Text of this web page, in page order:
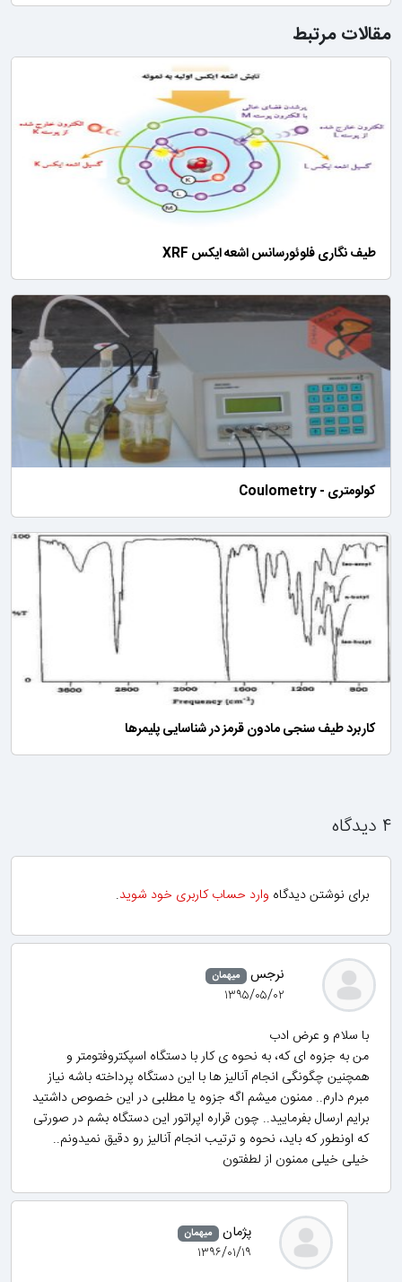
مقالات مرتبط
طیف نگاری فلوئورسانس اشعه ایکس XRF
کولومتری - Coulometry
کاربرد طیف سنجی مادون قرمز در شناسایی پلیمرها
۴ دیدگاه
برای نوشتن دیدگاه وارد حساب کاربری خود شوید.
نرجس میهمان
۱۳۹۵/۰۵/۰۲
با سلام و عرض ادب
من به جزوه ای که، به نحوه ی کار با دستگاه اسپکتروفتومتر و
همچنین چگونگی انجام آنالیز ها با این دستگاه پرداخته باشه نیاز
مبرم دارم.. ممنون میشم اگه جزوه یا مطلبی در این خصوص داشتید
برایم ارسال بفرمایید.. چون قراره اپراتور این دستگاه بشم در صورتی
که اونطور که باید، نحوه و ترتیب انجام آنالیز رو دقیق نمیدونم..
خیلی خیلی ممنون از لطفتون
پژمان میهمان
۱۳۹۶/۰۱/۱۹